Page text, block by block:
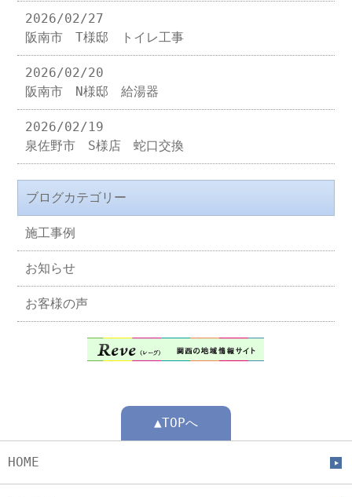
2026/02/27
阪南市 T様邸 トイレ工事
2026/02/20
阪南市 N様邸 給湯器
2026/02/19
泉佐野市 S様店 蛇口交換
ブログカテゴリー
施工事例
お知らせ
お客様の声
▲TOPへ
HOME